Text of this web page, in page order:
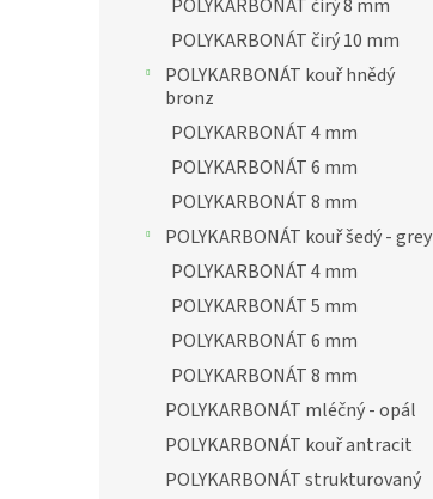
POLYKARBONÁT čirý 8 mm
POLYKARBONÁT čirý 10 mm
POLYKARBONÁT kouř hnědý
bronz
POLYKARBONÁT 4 mm
POLYKARBONÁT 6 mm
POLYKARBONÁT 8 mm
POLYKARBONÁT kouř šedý - grey
POLYKARBONÁT 4 mm
POLYKARBONÁT 5 mm
POLYKARBONÁT 6 mm
POLYKARBONÁT 8 mm
POLYKARBONÁT mléčný - opál
POLYKARBONÁT kouř antracit
POLYKARBONÁT strukturovaný